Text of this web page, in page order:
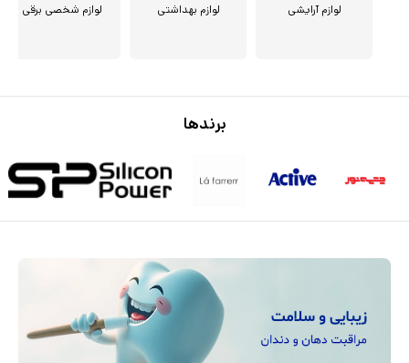
لوازم آرایشی لوازم بهداشتی لوازم شخصی برقی
برندها